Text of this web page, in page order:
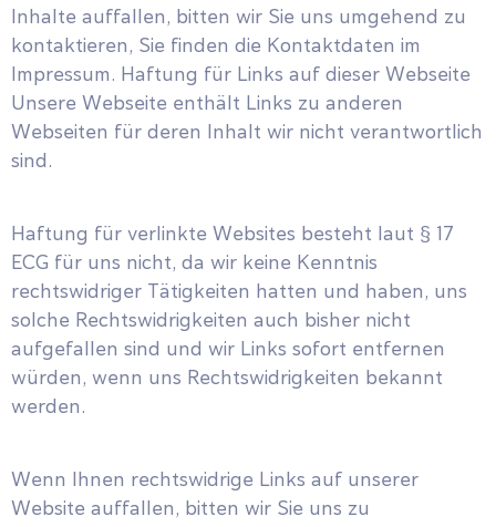
Inhalte auffallen, bitten wir Sie uns umgehend zu
kontaktieren, Sie finden die Kontaktdaten im
Impressum. Haftung für Links auf dieser Webseite
Unsere Webseite enthält Links zu anderen
Webseiten für deren Inhalt wir nicht verantwortlich
sind.
Haftung für verlinkte Websites besteht laut § 17
ECG für uns nicht, da wir keine Kenntnis
rechtswidriger Tätigkeiten hatten und haben, uns
solche Rechtswidrigkeiten auch bisher nicht
aufgefallen sind und wir Links sofort entfernen
würden, wenn uns Rechtswidrigkeiten bekannt
werden.
Wenn Ihnen rechtswidrige Links auf unserer
Website auffallen, bitten wir Sie uns zu